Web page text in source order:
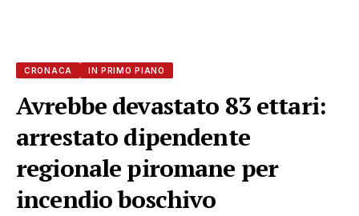
CRONACA IN PRIMO PIANO
Avrebbe devastato 83 ettari:
arrestato dipendente
regionale piromane per
incendio boschivo